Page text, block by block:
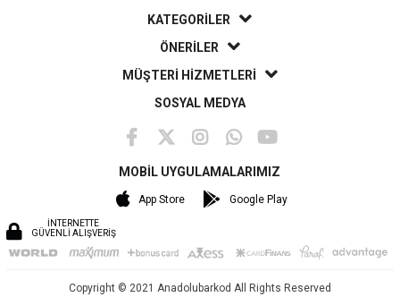
KATEGORİLER
ÖNERİLER
MÜŞTERİ HİZMETLERİ
SOSYAL MEDYA
MOBİL UYGULAMALARIMIZ
App Store Google Play
İNTERNETTE
GÜVENLİ ALIŞVERİŞ
Copyright © 2021 Anadolubarkod All Rights Reserved